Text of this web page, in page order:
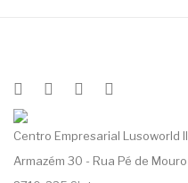
Centro Empresarial Lusoworld II
Armazém 30 - Rua Pé de Mouro